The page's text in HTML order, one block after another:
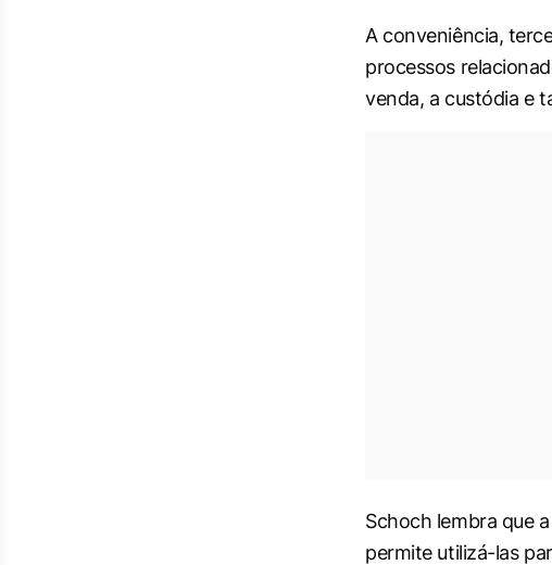
A conveniência,
processos
venda, a custódia e
Schoch lembra que
permite utilizá-las